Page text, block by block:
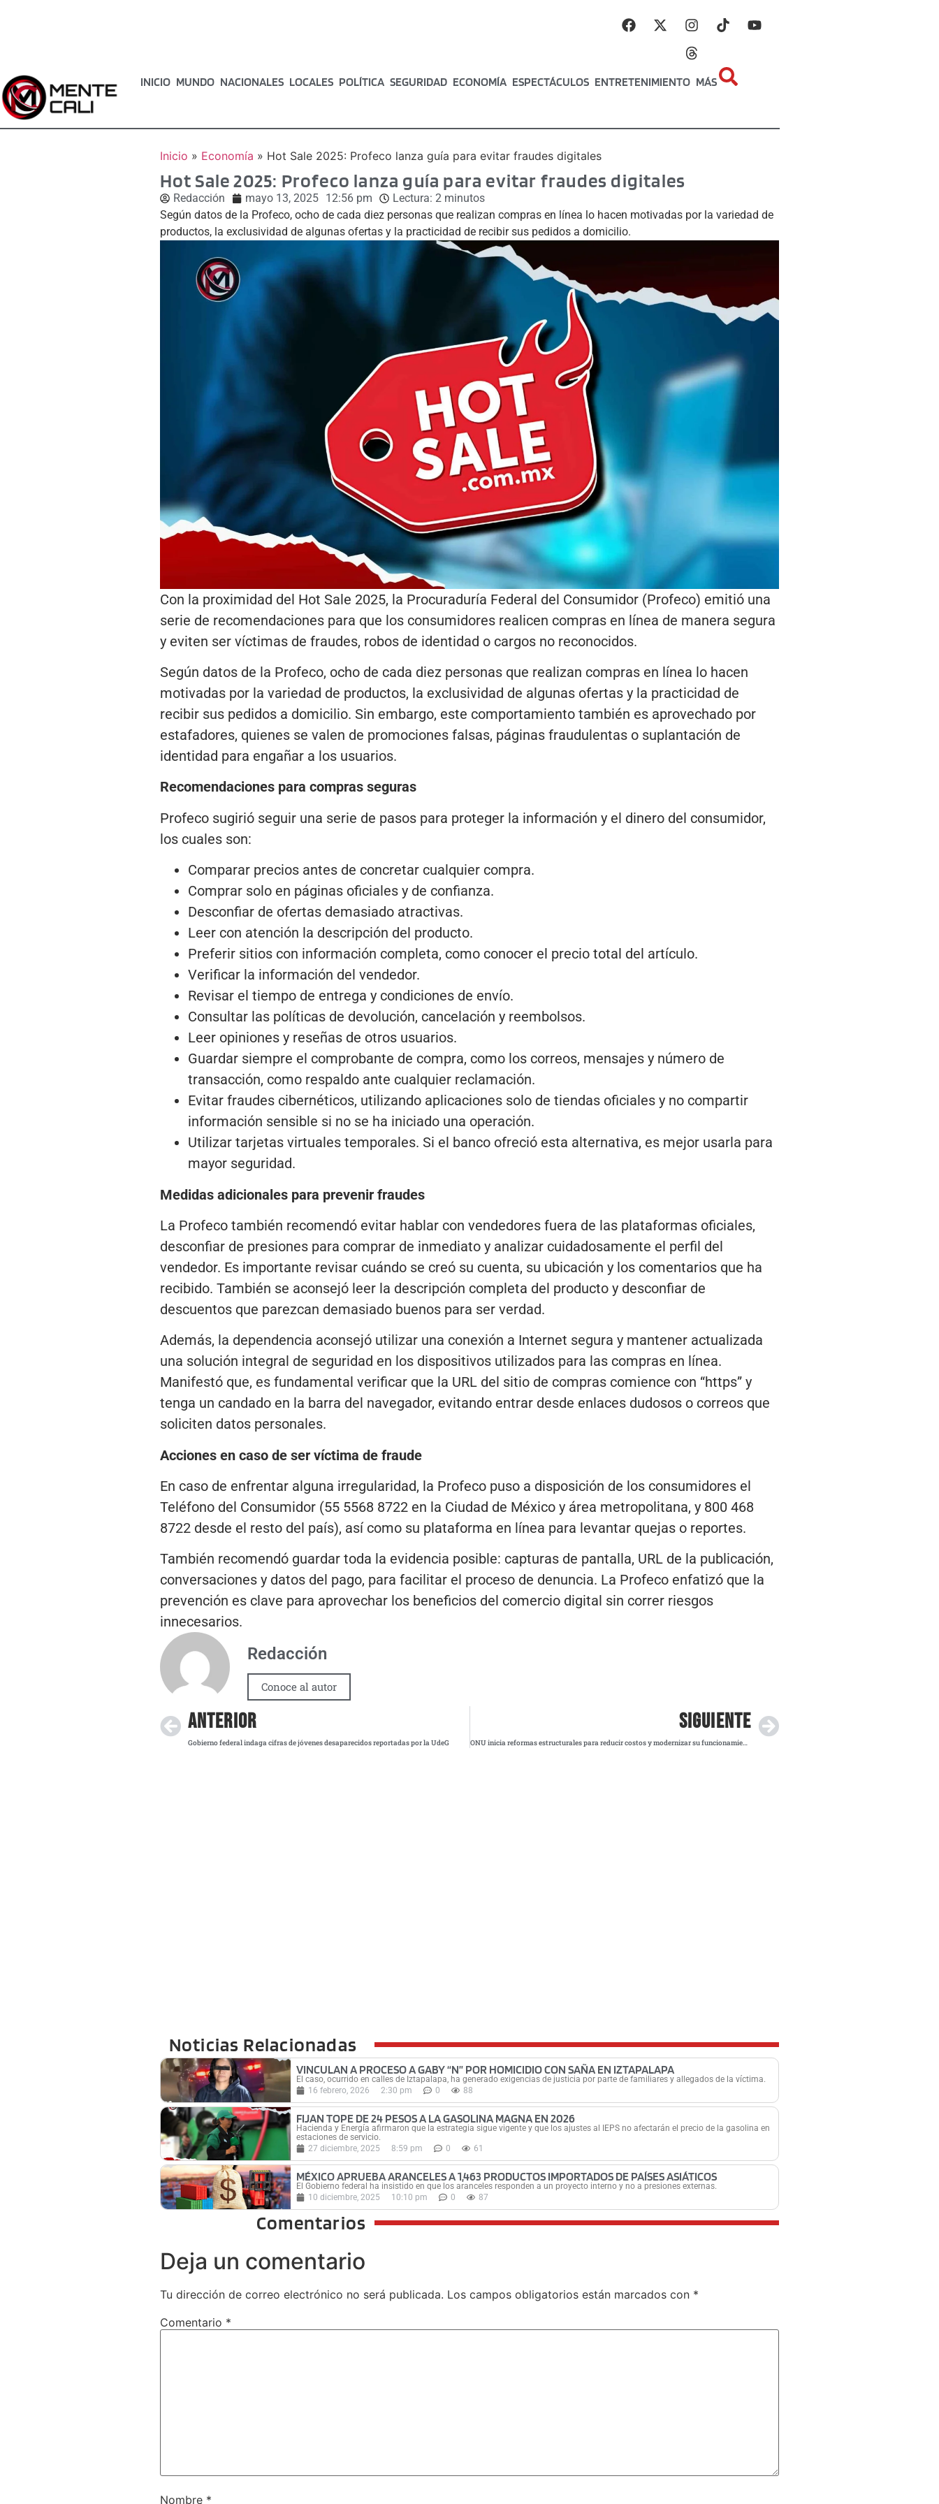
INICIO MUNDO NACIONALES LOCALES POLÍTICA SEGURIDAD ECONOMÍA ESPECTÁCULOS ENTRETENIMIENTO MÁS
Inicio » Economía » Hot Sale 2025: Profeco lanza guía para evitar fraudes digitales
Hot Sale 2025: Profeco lanza guía para evitar fraudes digitales
Redacción mayo 13, 2025 12:56 pm Lectura: 2 minutos
Según datos de la Profeco, ocho de cada diez personas que realizan compras en línea lo hacen motivadas por la variedad de
productos, la exclusividad de algunas ofertas y la practicidad de recibir sus pedidos a domicilio.
Con la proximidad del Hot Sale 2025, la Procuraduría Federal del Consumidor (Profeco) emitió una
serie de recomendaciones para que los consumidores realicen compras en línea de manera segura
y eviten ser víctimas de fraudes, robos de identidad o cargos no reconocidos.
Según datos de la Profeco, ocho de cada diez personas que realizan compras en línea lo hacen
motivadas por la variedad de productos, la exclusividad de algunas ofertas y la practicidad de
recibir sus pedidos a domicilio. Sin embargo, este comportamiento también es aprovechado por
estafadores, quienes se valen de promociones falsas, páginas fraudulentas o suplantación de
identidad para engañar a los usuarios.
Recomendaciones para compras seguras
Profeco sugirió seguir una serie de pasos para proteger la información y el dinero del consumidor,
los cuales son:
Comparar precios antes de concretar cualquier compra.
Comprar solo en páginas oficiales y de confianza.
Desconfiar de ofertas demasiado atractivas.
Leer con atención la descripción del producto.
Preferir sitios con información completa, como conocer el precio total del artículo.
Verificar la información del vendedor.
Revisar el tiempo de entrega y condiciones de envío.
Consultar las políticas de devolución, cancelación y reembolsos.
Leer opiniones y reseñas de otros usuarios.
Guardar siempre el comprobante de compra, como los correos, mensajes y número de
transacción, como respaldo ante cualquier reclamación.
Evitar fraudes cibernéticos, utilizando aplicaciones solo de tiendas oficiales y no compartir
información sensible si no se ha iniciado una operación.
Utilizar tarjetas virtuales temporales. Si el banco ofreció esta alternativa, es mejor usarla para
mayor seguridad.
Medidas adicionales para prevenir fraudes
La Profeco también recomendó evitar hablar con vendedores fuera de las plataformas oficiales,
desconfiar de presiones para comprar de inmediato y analizar cuidadosamente el perfil del
vendedor. Es importante revisar cuándo se creó su cuenta, su ubicación y los comentarios que ha
recibido. También se aconsejó leer la descripción completa del producto y desconfiar de
descuentos que parezcan demasiado buenos para ser verdad.
Además, la dependencia aconsejó utilizar una conexión a Internet segura y mantener actualizada
una solución integral de seguridad en los dispositivos utilizados para las compras en línea.
Manifestó que, es fundamental verificar que la URL del sitio de compras comience con “https” y
tenga un candado en la barra del navegador, evitando entrar desde enlaces dudosos o correos que
soliciten datos personales.
Acciones en caso de ser víctima de fraude
En caso de enfrentar alguna irregularidad, la Profeco puso a disposición de los consumidores el
Teléfono del Consumidor (55 5568 8722 en la Ciudad de México y área metropolitana, y 800 468
8722 desde el resto del país), así como su plataforma en línea para levantar quejas o reportes.
También recomendó guardar toda la evidencia posible: capturas de pantalla, URL de la publicación,
conversaciones y datos del pago, para facilitar el proceso de denuncia. La Profeco enfatizó que la
prevención es clave para aprovechar los beneficios del comercio digital sin correr riesgos
innecesarios.
Redacción
Conoce al autor
ANTERIOR
Gobierno federal indaga cifras de jóvenes desaparecidos reportadas por la UdeG
SIGUIENTE
ONU inicia reformas estructurales para reducir costos y modernizar su funcionamiento
Noticias Relacionadas
VINCULAN A PROCESO A GABY “N” POR HOMICIDIO CON SAÑA EN IZTAPALAPA
El caso, ocurrido en calles de Iztapalapa, ha generado exigencias de justicia por parte de familiares y allegados de la víctima.
16 febrero, 2026
2:30 pm 0 88
FIJAN TOPE DE 24 PESOS A LA GASOLINA MAGNA EN 2026
Hacienda y Energía afirmaron que la estrategia sigue vigente y que los ajustes al IEPS no afectarán el precio de la gasolina en
estaciones de servicio.
27 diciembre, 2025
8:59 pm 0 61
MÉXICO APRUEBA ARANCELES A 1,463 PRODUCTOS IMPORTADOS DE PAÍSES ASIÁTICOS
El Gobierno federal ha insistido en que los aranceles responden a un proyecto interno y no a presiones externas.
10 diciembre, 2025
10:10 pm 0 87
Comentarios
Deja un comentario
Tu dirección de correo electrónico no será publicada. Los campos obligatorios están marcados con *
Comentario *
Nombre *